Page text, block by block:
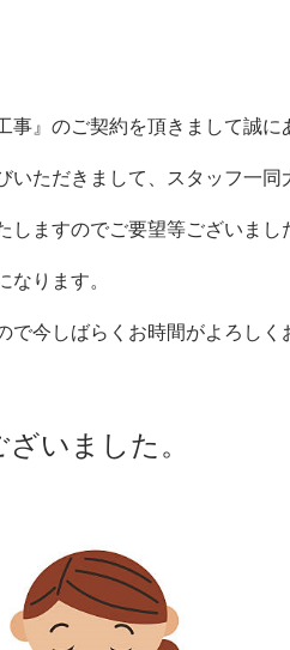
』のご契約を頂きまして誠に
ただきまして、スタッフ一同
しますのでご要望等ございまし
なります。
今しばらくお時間がよろしく
ました。